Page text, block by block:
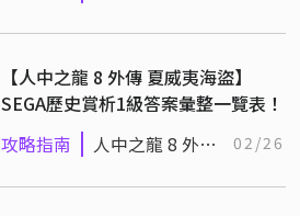
【人中之龍 8 外傳 夏威夷海盜】
SEGA歷史賞析1級答案彙整一覽表！
攻略指南
人中之龍 8 外傳
02/26